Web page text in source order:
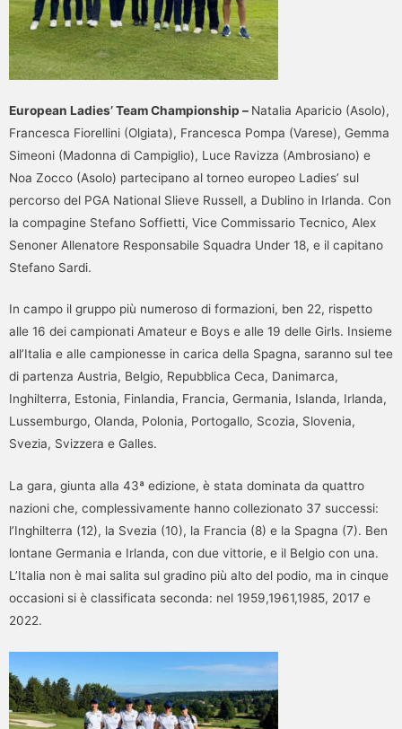
European Ladies’ Team Championship – Natalia Aparicio (Asolo),
Francesca Fiorellini (Olgiata), Francesca Pompa (Varese), Gemma
Simeoni (Madonna di Campiglio), Luce Ravizza (Ambrosiano) e
Noa Zocco (Asolo) partecipano al torneo europeo Ladies’ sul
percorso del PGA National Slieve Russell, a Dublino in Irlanda. Con
la compagine Stefano Soffietti, Vice Commissario Tecnico, Alex
Senoner Allenatore Responsabile Squadra Under 18, e il capitano
Stefano Sardi.
In campo il gruppo più numeroso di formazioni, ben 22, rispetto
alle 16 dei campionati Amateur e Boys e alle 19 delle Girls. Insieme
all’Italia e alle campionesse in carica della Spagna, saranno sul tee
di partenza Austria, Belgio, Repubblica Ceca, Danimarca,
Inghilterra, Estonia, Finlandia, Francia, Germania, Islanda, Irlanda,
Lussemburgo, Olanda, Polonia, Portogallo, Scozia, Slovenia,
Svezia, Svizzera e Galles.
La gara, giunta alla 43ª edizione, è stata dominata da quattro
nazioni che, complessivamente hanno collezionato 37 successi:
l’Inghilterra (12), la Svezia (10), la Francia (8) e la Spagna (7). Ben
lontane Germania e Irlanda, con due vittorie, e il Belgio con una.
L’Italia non è mai salita sul gradino più alto del podio, ma in cinque
occasioni si è classificata seconda: nel 1959,1961,1985, 2017 e
2022.